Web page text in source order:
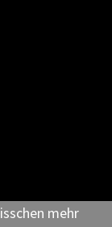
mehr